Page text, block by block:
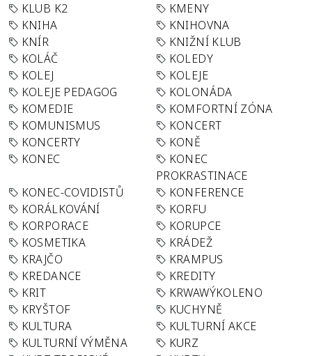
KLUB K2
KMENY
KNIHA
KNIHOVNA
KNÍR
KNIŽNÍ KLUB
KOLÁČ
KOLEDY
KOLEJ
KOLEJE
KOLEJE PEDAGOG
KOLONÁDA
KOMEDIE
KOMFORTNÍ ZÓNA
KOMUNISMUS
KONCERT
KONCERTY
KONĚ
KONEC
KONEC
PROKRASTINACE
KONEC-COVIDISTŮ
KONFERENCE
KORÁLKOVÁNÍ
KORFU
KORPORACE
KORUPCE
KOSMETIKA
KRÁDEŽ
KRAJČO
KRAMPUS
KREDANCE
KREDITY
KRIT
KRWAWÝKOLENO
KRYŠTOF
KUCHYNĚ
KULTURA
KULTURNÍ AKCE
KULTURNÍ VÝMĚNA
KURZ